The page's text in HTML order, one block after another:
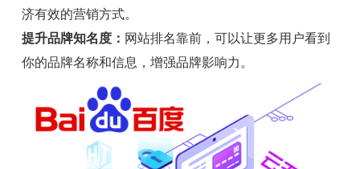
济有效的营销方式。
提升品牌知名度： 网站排名靠前，可以让更多用户看到
你的品牌名称和信息，增强品牌影响力。